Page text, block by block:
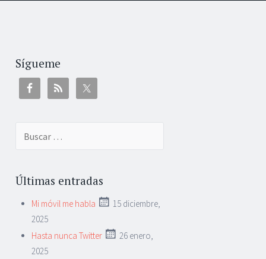
Sígueme
Últimas entradas
Mi móvil me habla
15 diciembre,
2025
Hasta nunca Twitter
26 enero,
2025